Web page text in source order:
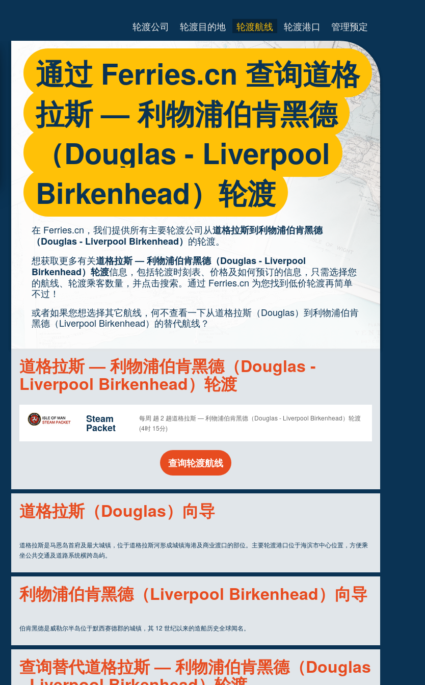
轮渡公司 轮渡目的地 轮渡航线 轮渡港口 管理预定
通过 Ferries.cn 查询道格
拉斯 — 利物浦伯肯黑德
（Douglas - Liverpool
Birkenhead）轮渡
在 Ferries.cn，我们提供所有主要轮渡公司从道格拉斯到利物浦伯肯黑德
（Douglas - Liverpool Birkenhead） 的轮渡。
想获取更多有关道格拉斯 — 利物浦伯肯黑德（Douglas - Liverpool
Birkenhead）轮渡信息，包括轮渡时刻表、价格及如何预订的信息，只需选择您
的航线、轮渡乘客数量，并点击搜索。通过 Ferries.cn 为您找到低价轮渡再简单
不过！
或者如果您想选择其它航线，何不查看一下从道格拉斯（Douglas）到利物浦伯肯
黑德（Liverpool Birkenhead）的替代航线？
道格拉斯 — 利物浦伯肯黑德（Douglas -
Liverpool Birkenhead）轮渡
Steam
Packet
每周 趟 2 趟道格拉斯 — 利物浦伯肯黑德（Douglas - Liverpool Birkenhead）轮渡
(4时 15分)
查询轮渡航线
道格拉斯（Douglas）向导
道格拉斯是马恩岛首府及最大城镇，位于道格拉斯河形成城镇海港及商业渡口的部位。主要轮渡港口位于海滨市中心位置，方便乘
坐公共交通及道路系统横跨岛屿。
利物浦伯肯黑德（Liverpool Birkenhead）向导
伯肯黑德是威勒尔半岛位于默西赛德郡的城镇，其 12 世纪以来的造船历史全球闻名。
查询替代道格拉斯 — 利物浦伯肯黑德（Douglas